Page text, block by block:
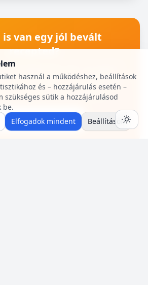
is van egy jól bevált
recepted?
Pár perc az egész:
egy fotó — mi pedig saját
adunk a receptjeidhez.
Recept beküldése
használ a működéshez, beállítások
és – hozzájárulás esetén –
szükséges sütik a hozzájárulásod
be.
Elfogadok mindent Beállítások